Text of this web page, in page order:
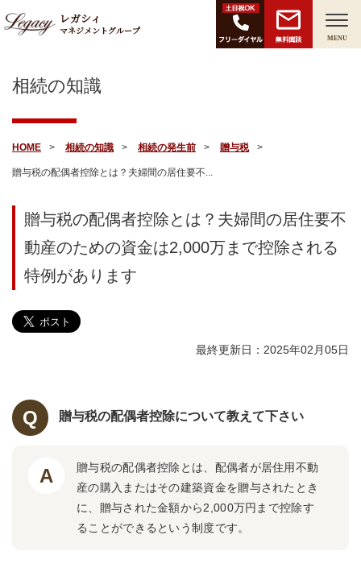
レガシィ
マネジメントグループ
無料面談 MENU
相続の知識
HOME 相続の知識 相続の発生前 贈与税
贈与税の配偶者控除とは？夫婦間の居住要不...
贈与税の配偶者控除とは？夫婦間の居住要不
動産のための資金は2,000万まで控除される
特例があります
最終更新日：2025年02月05日
贈与税の配偶者控除について教えて下さい
贈与税の配偶者控除とは、配偶者が居住用不動
産の購入またはその建築資金を贈与されたとき
に、贈与された金額から2,000万円まで控除す
ることができるという制度です。